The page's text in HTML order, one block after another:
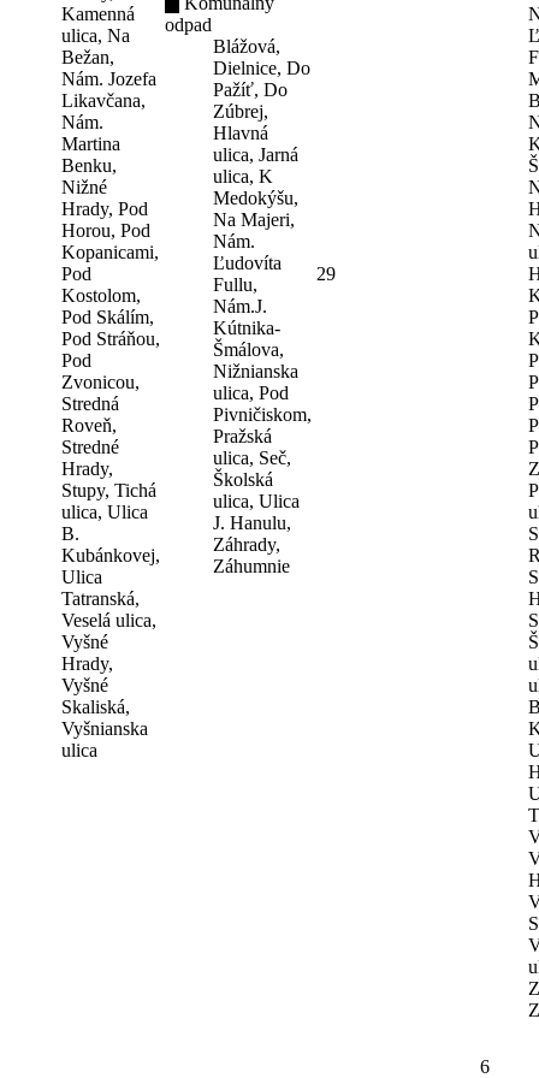
Kamenná
ulica, Na
Bežan,
Nám. Jozefa
Likavčana,
Nám.
Martina
Benku,
Nižné
Hrady, Pod
Horou, Pod
Kopanicami,
Pod
Kostolom,
Pod Skálím,
Pod Stráňou,
Pod
Zvonicou,
Stredná
Roveň,
Stredné
Hrady,
Stupy, Tichá
ulica, Ulica
B.
Kubánkovej,
Ulica
Tatranská,
Veselá ulica,
Vyšné
Hrady,
Vyšné
Skaliská,
Vyšnianska
ulica
odpad
Blážová,
Dielnice, Do
Pažíť, Do
Zúbrej,
Hlavná
ulica, Jarná
ulica, K
Medokýšu,
Na Majeri,
Nám.
Ľudovíta
Fullu,
Nám.J.
Kútnika-
Šmálova,
Nižnianska
ulica, Pod
Pivničiskom,
Pražská
ulica, Seč,
Školská
ulica, Ulica
J. Hanulu,
Záhrady,
Záhumnie
29
6